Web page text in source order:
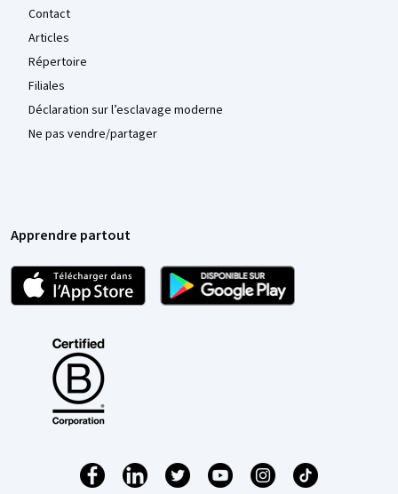
Contact
Articles
Répertoire
Filiales
Déclaration sur l’esclavage moderne
Ne pas vendre/partager
Apprendre partout